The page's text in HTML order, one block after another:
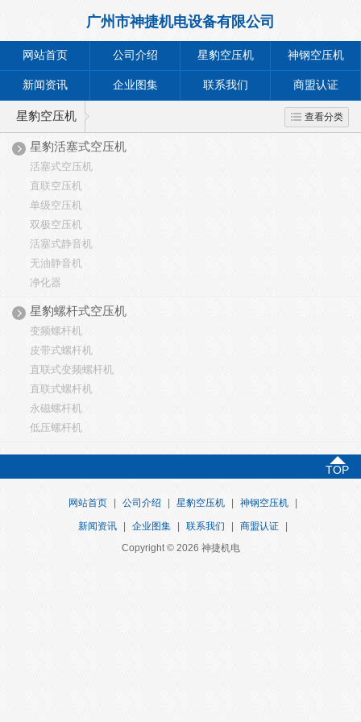
广州市神捷机电设备有限公司
网站首页 公司介绍 星豹空压机 神钢空压机
新闻资讯 企业图集 联系我们 商盟认证
星豹空压机 查看分类
星豹活塞式空压机
活塞式空压机
直联空压机
单级空压机
双极空压机
活塞式静音机
无油静音机
净化器
星豹螺杆式空压机
变频螺杆机
皮带式螺杆机
直联式变频螺杆机
直联式螺杆机
永磁螺杆机
低压螺杆机
TOP
网站首页 公司介绍 星豹空压机 神钢空压机
新闻资讯 企业图集 联系我们 商盟认证
Copyright © 2026 神捷机电